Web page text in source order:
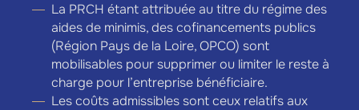
La PRCH étant attribuée au titre du régime des
aides de minimis, des cofinancements publics
(Région Pays de la Loire, OPCO) sont
mobilisables pour supprimer ou limiter le reste à
charge pour l’entreprise bénéficiaire.
Les coûts admissibles sont ceux relatifs aux